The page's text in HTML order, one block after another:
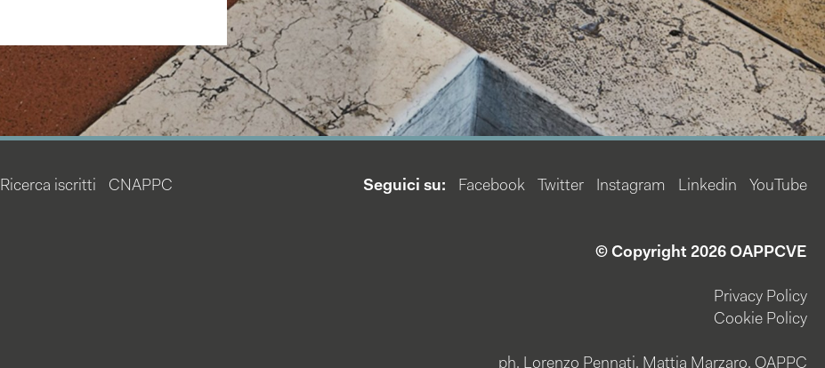
Ricerca iscritti
CNAPPC
Seguici su: Facebook Twitter Instagram Linkedin YouTube
© Copyright 2026 OAPPCVE
Privacy Policy
Cookie Policy
ph. Lorenzo Pennati, Mattia Marzaro, OAPPC